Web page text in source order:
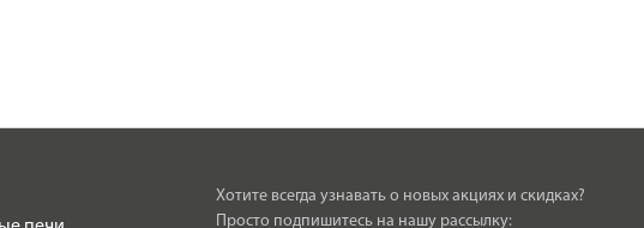
Хотите всегда узнавать о новых акциях и скидках?
Просто подпишитесь на нашу рассылку: